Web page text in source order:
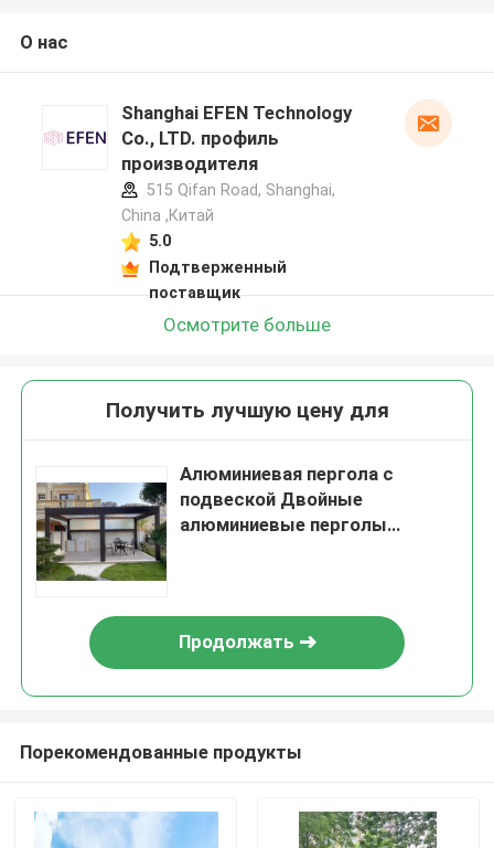
О нас
Shanghai EFEN Technology
Co., LTD. профиль
производителя
515 Qifan Road, Shanghai,
China ,Китай
5.0
Подтверженный
поставщик
Осмотрите больше
Получить лучшую цену для
Алюминиевая пергола с
подвеской Двойные
алюминиевые перголы
Продолжать
Порекомендованные продукты